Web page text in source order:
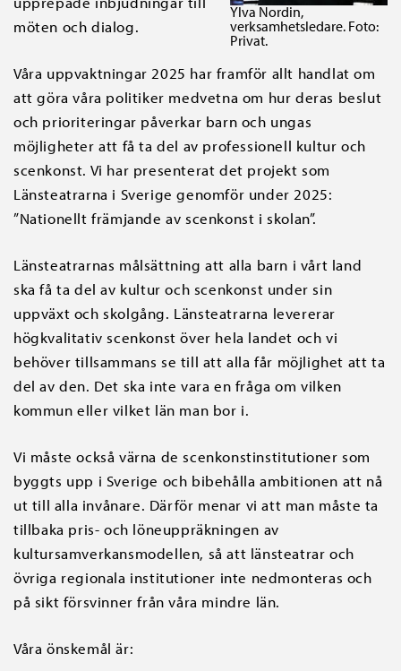
Ylva Nordin,
verksamhetsledare. Foto:
Privat.
möten och dialog.
Våra uppvaktningar 2025 har framför allt handlat om
att göra våra politiker medvetna om hur deras beslut
och prioriteringar påverkar barn och ungas
möjligheter att få ta del av professionell kultur och
scenkonst. Vi har presenterat det projekt som
Länsteatrarna i Sverige genomför under 2025:
”Nationellt främjande av scenkonst i skolan”.
Länsteatrarnas målsättning att alla barn i vårt land
ska få ta del av kultur och scenkonst under sin
uppväxt och skolgång. Länsteatrarna levererar
högkvalitativ scenkonst över hela landet och vi
behöver tillsammans se till att alla får möjlighet att ta
del av den. Det ska inte vara en fråga om vilken
kommun eller vilket län man bor i.
Vi måste också värna de scenkonstinstitutioner som
byggts upp i Sverige och bibehålla ambitionen att nå
ut till alla invånare. Därför menar vi att man måste ta
tillbaka pris- och löneuppräkningen av
kultursamverkansmodellen, så att länsteatrar och
övriga regionala institutioner inte nedmonteras och
på sikt försvinner från våra mindre län.
Våra önskemål är: